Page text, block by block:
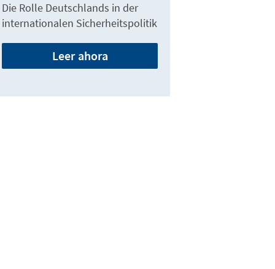
Die Rolle Deutschlands in der
internationalen Sicherheitspolitik
Leer ahora